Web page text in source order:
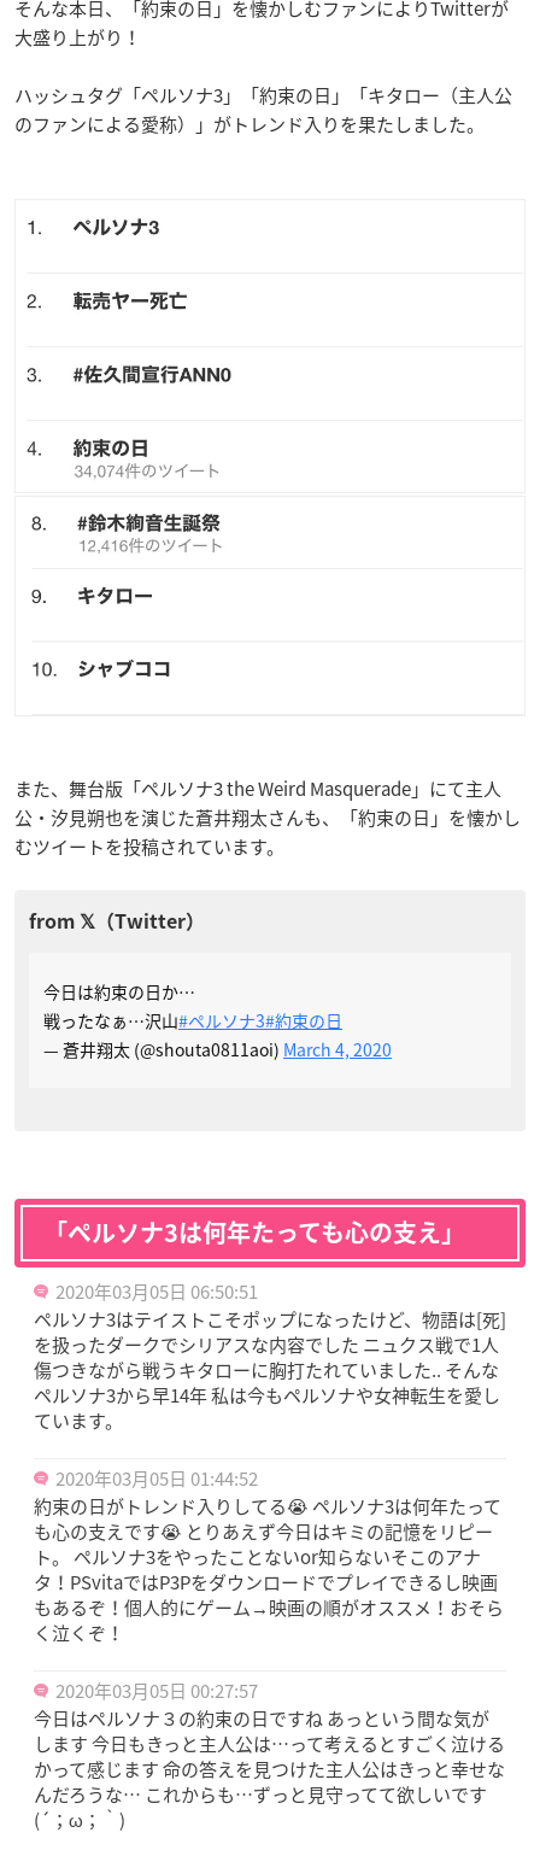
そんな本日、「約束の日」を懐かしむファンによりTwitterが
大盛り上がり！
ハッシュタグ「ペルソナ3」「約束の日」「キタロー（主人公
のファンによる愛称）」がトレンド入りを果たしました。
また、舞台版「ペルソナ3 the Weird Masquerade」にて主人
公・汐見朔也を演じた蒼井翔太さんも、「約束の日」を懐かし
むツイートを投稿されています。
今日は約束の日か…
戦ったなぁ…沢山#ペルソナ3#約束の日
— 蒼井翔太 (@shouta0811aoi) March 4, 2020
「ペルソナ3は何年たっても心の支え」
2020年03月05日 06:50:51
ペルソナ3はテイストこそポップになったけど、物語は[死]
を扱ったダークでシリアスな内容でした ニュクス戦で1人
傷つきながら戦うキタローに胸打たれていました.. そんな
ペルソナ3から早14年 私は今もペルソナや女神転生を愛し
ています。
2020年03月05日 01:44:52
約束の日がトレンド入りしてる😭 ペルソナ3は何年たって
も心の支えです😭 とりあえず今日はキミの記憶をリピー
ト。 ペルソナ3をやったことないor知らないそこのアナ
タ！PSvitaではP3Pをダウンロードでプレイできるし映画
もあるぞ！個人的にゲーム→映画の順がオススメ！おそら
く泣くぞ！
2020年03月05日 00:27:57
今日はペルソナ３の約束の日ですね あっという間な気が
します 今日もきっと主人公は…って考えるとすごく泣ける
かって感じます 命の答えを見つけた主人公はきっと幸せな
んだろうな… これからも…ずっと見守ってて欲しいです
(´；ω；｀)